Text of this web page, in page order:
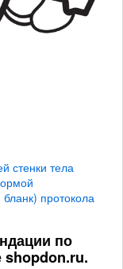
стенки тела
протокола
по
shopdon.ru.